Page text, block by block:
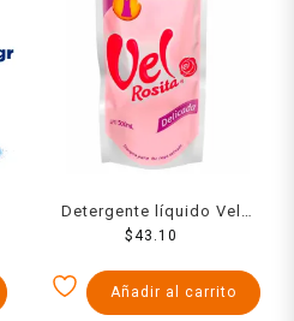
Detergente líquido Vel
Rosita delicada repuesto
$43.10
Añadir al carrito